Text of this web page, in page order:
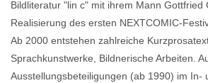
Bildliteratur "lin c" mit ihrem Mann Gottfried
Realisierung des ersten NEXTCOMIC-
Ab 2000 entstehen zahlreiche
Sprachkunstwerke, Bildnerische Arbeiten.
Ausstellungsbeteiligungen (ab 1990) im In-